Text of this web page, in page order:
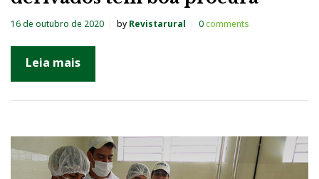
16 de outubro de 2020 by Revistarural 0comments
Leia mais